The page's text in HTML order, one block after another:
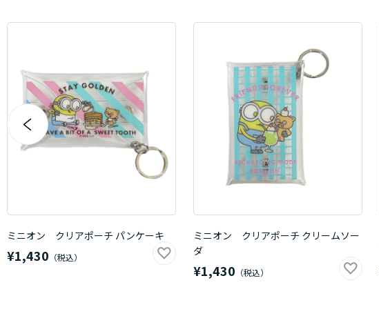
ミニオン クリアポーチ パンケーキ
¥1,430
ミニオン クリアポーチ クリームソー
ダ
¥1,430